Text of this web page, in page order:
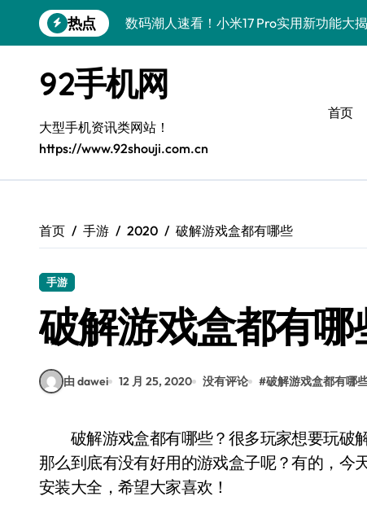
到
热点
数码潮人速看！小米17 Pro实用新功能大
三星Galaxy S26炸场！黑科技狂飙，手机
数码潮人揭秘！三星Galaxy Z Fold7手机
S25 Ultra颜值炸裂！定制主题潮翻天
S24+震撼登场，玩转手机美学新姿势！
A56 5G登场，潮玩新定义！
数码潮人必看！真我GT8新资讯，解锁科
92手机网
大型手机资讯类网站！
https://www.92shouji.com.cn
首页
首页 手游 2020 破解游戏盒都有哪些
手游
破解游戏盒都有哪
由 dawei 12 月 25, 2020 没有评论 #破解游戏盒都有哪
破解游戏盒都有哪些？很多玩家想要玩破解游戏，就需要一个实用的是破解游戏破解盒子，
那么到底有没有好用的游戏盒子呢？有的，今
安装大全，希望大家喜欢！